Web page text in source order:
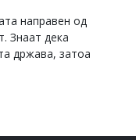
направен од
Знаат дека
држава, затоа